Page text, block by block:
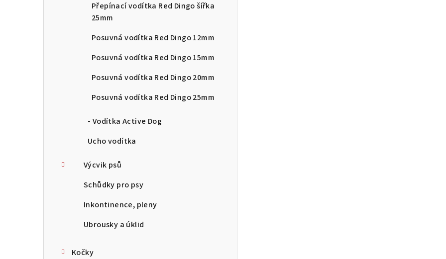
Přepínací vodítka Red Dingo šířka
25mm
Posuvná vodítka Red Dingo 12mm
Posuvná vodítka Red Dingo 15mm
Posuvná vodítka Red Dingo 20mm
Posuvná vodítka Red Dingo 25mm
- Vodítka Active Dog
Ucho vodítka
Výcvik psů
Schůdky pro psy
Inkontinence, pleny
Ubrousky a úklid
Kočky